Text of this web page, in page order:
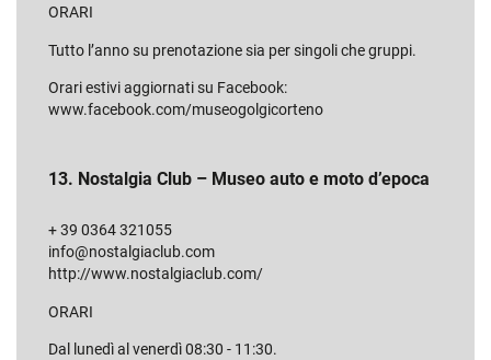
ORARI
Tutto l’anno su prenotazione sia per singoli che gruppi.
Orari estivi aggiornati su Facebook:
www.facebook.com/museogolgicorteno
13. Nostalgia Club – Museo auto e moto d’epoca
+ 39 0364 321055
info@nostalgiaclub.com
http://www.nostalgiaclub.com/
ORARI
Dal lunedì al venerdì 08:30 - 11:30.